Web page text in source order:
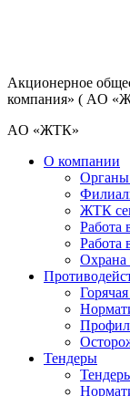
Акционерное
компания» ( AO
AO «ЖТК»
О компании
Органы
ЖТК
Охрана
Тендеры